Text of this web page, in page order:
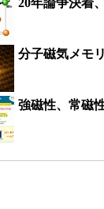
20年論争決着
分子磁気メモ
強磁性、常磁